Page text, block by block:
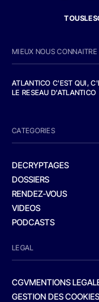
MIEUX NOUS CONNAITRE
ATLANTICO C'EST QUI,
LE RESEAU D'ATLANTICO
CATEGORIES
DECRYPTAGES
DOSSIERS
RENDEZ-VOUS
VIDEOS
PODCASTS
LEGAL
CGVMENTIONS
GESTION DES COOKIES